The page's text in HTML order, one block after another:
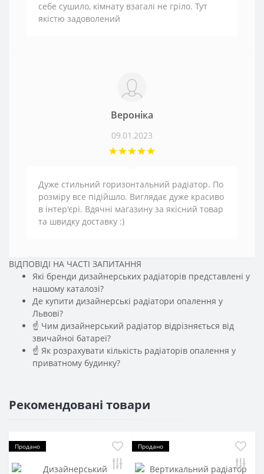
себе сушило, кімнату взагалі не гріло. Тут
якістю задоволений
Вероніка
09.01.2023
Дуже стильний горизонтальний радіатор. По
розміру все підійшло. Виглядає дуже красиво
в інтер'єрі. Вдячні магазину за якісний товар
та швидку доставку :)
ВІДПОВІДІ НА ЧАСТІ ЗАПИТАННЯ
Які бренди дизайнерських радіаторів представлені у
нашому каталозі?
Де купити дизайнерські радіатори опалення у
Львові?
☝ Чим дизайнерський радіатор відрізняється від
звичайної батареї?
☝ Як розрахувати кількість радіаторів опалення у
приватному будинку?
Рекомендовані товари
Продано Продано